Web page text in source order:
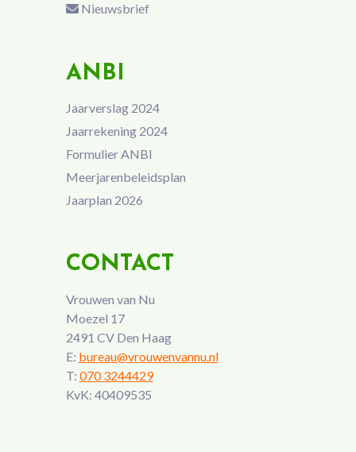
Nieuwsbrief
ANBI
Jaarverslag 2024
Jaarrekening 2024
Formulier ANBI
Meerjarenbeleidsplan
Jaarplan 2026
CONTACT
Vrouwen van Nu
Moezel 17
2491 CV Den Haag
E: bureau@vrouwenvannu.nl
T: 070 3244429
KvK: 40409535